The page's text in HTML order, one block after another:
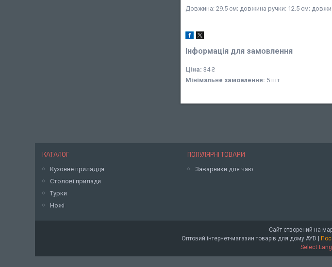
Довжина: 29.5 см; довжина ручки: 12.5 см;
Інформація для замовлення
Ціна: 34 ₴
Мінімальне замовлення: 5 шт.
КАТАЛОГ
Кухонне приладдя
Столові прилади
Турки
Ножі
ПОПУЛЯРНІ ТОВАРИ
Заварники для чаю
Сайт створений на
Оптовий інтернет-магазин товарів для дому AYD |
Select